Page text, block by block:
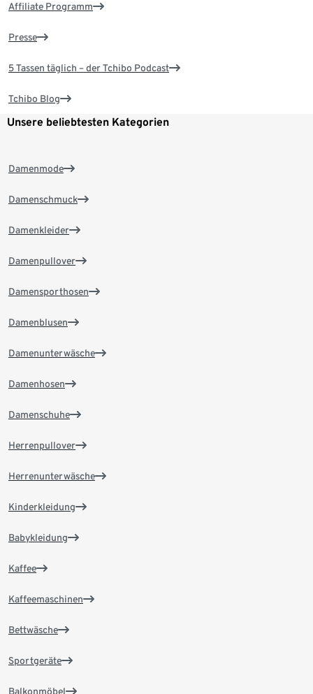
Affiliate Programm
Presse
5 Tassen täglich – der Tchibo Podcast
Tchibo Blog
Unsere beliebtesten Kategorien
Damenmode
Damenschmuck
Damenkleider
Damenpullover
Damensporthosen
Damenblusen
Damenunterwäsche
Damenhosen
Damenschuhe
Herrenpullover
Herrenunterwäsche
Kinderkleidung
Babykleidung
Kaffee
Kaffeemaschinen
Bettwäsche
Sportgeräte
Balkonmöbel